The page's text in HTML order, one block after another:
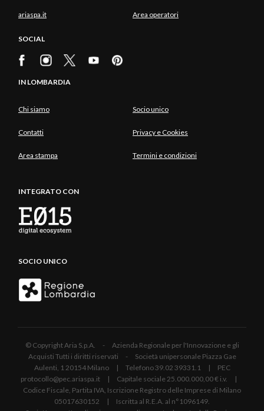
ariaspa.it Area operatori
SOCIAL
IN LOMBARDIA
Chi siamo Socio unico
Contatti Privacy e Cookies
Area stampa Termini e condizioni
INTEGRATO CON
SOCIO UNICO
© Copyright Aria S.p.A. - Azienda Regionale per l'Innovazione e gli
Acquisti Tutti i diritti riservati - Società unipersonale Piazza Gae
Aulenti, 1 20154 Milano | Telefono 39.02 39331.1 | PEC
protocollo@pec.ariaspa.it | Capitale sociale 25.000.000,00 € i.v. |
Codice Fiscale, Partita IVA, Iscrizione Registro delle Imprese di Milano
05017630152 | Iscritta al R.E.A. al n°1096149.